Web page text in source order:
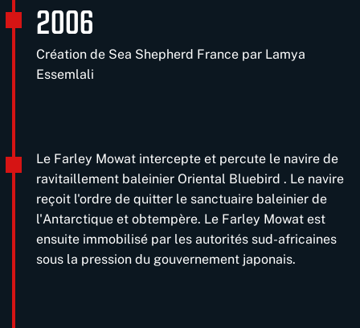
2006
Création de Sea Shepherd France par Lamya
Essemlali
Le Farley Mowat intercepte et percute le navire de
ravitaillement baleinier Oriental Bluebird . Le navire
reçoit l'ordre de quitter le sanctuaire baleinier de
l'Antarctique et obtempère. Le Farley Mowat est
ensuite immobilisé par les autorités sud-africaines
sous la pression du gouvernement japonais.